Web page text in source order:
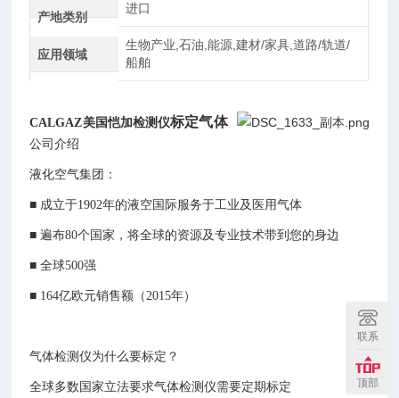
产地类别
进口
应用领域
生物产业,石油,能源,建材/家具,道路/轨道/
船舶
CALGAZ美国恺加检测仪标定气体
公司介绍
液化空气集团：
■ 成立于1902年的液空国际服务于工业及医用气体
■ 遍布80个国家，将全球的资源及专业技术带到您的身边
■ 全球500强
■ 164亿欧元销售额（2015年）
气体检测仪为什么要标定？
全球多数国家立法要求气体检测仪需要定期标定
联系
顶部